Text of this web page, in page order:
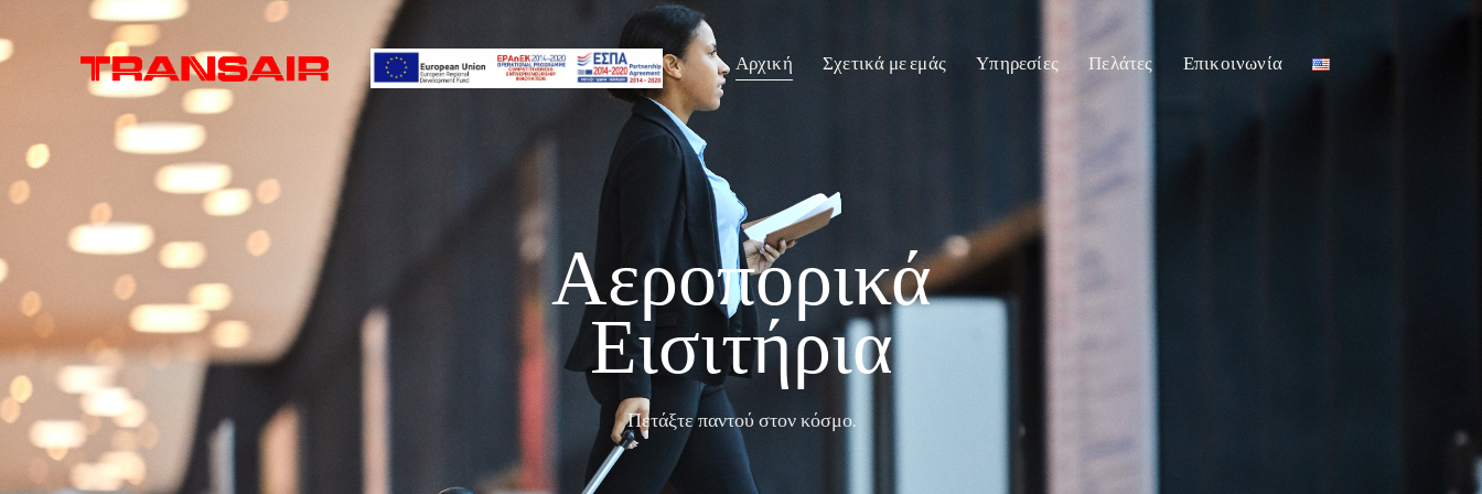
Αρχική Σχετικά με εμάς Υπηρεσίες Πελάτες Επικοινωνία
Αεροπορικά
Εισιτήρια
Πετάξτε παντού στον κόσμο.